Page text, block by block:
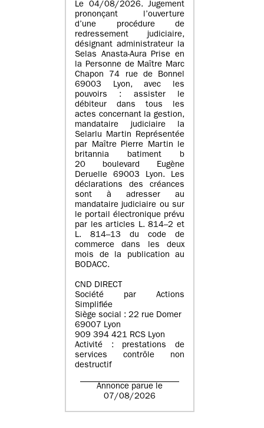
Le 04/08/2026. Jugement
prononçant l’ouverture
d’une procédure de
redressement judiciaire,
désignant administrateur la
Selas Anasta-Aura Prise en
la Personne de Maître Marc
Chapon 74 rue de Bonnel
69003 Lyon, avec les
pouvoirs : assister le
débiteur dans tous les
actes concernant la gestion,
mandataire judiciaire la
Selarlu Martin Représentée
par Maître Pierre Martin le
britannia batiment b
20 boulevard Eugène
Deruelle 69003 Lyon. Les
déclarations des créances
sont à adresser au
mandataire judiciaire ou sur
le portail électronique prévu
par les articles L. 814–2 et
L. 814–13 du code de
commerce dans les deux
mois de la publication au
BODACC.
CND DIRECT
Société par Actions
Simplifiée
Siège social : 22 rue Domer
69007 Lyon
909 394 421 RCS Lyon
Activité : prestations de
services contrôle non
destructif
Annonce parue le
07/08/2026